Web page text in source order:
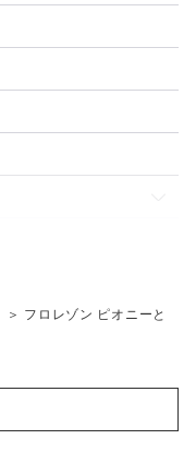
＞ フロレゾン ピオニーと